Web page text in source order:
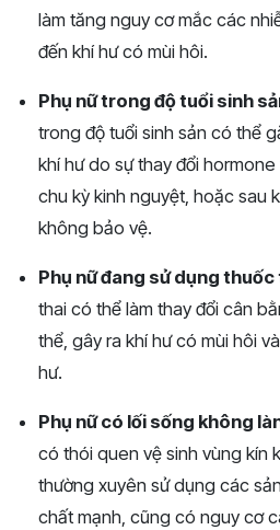
làm tăng nguy cơ mắc các
đến khí hư có mùi hôi.
Phụ nữ trong độ tuổi sinh
trong độ tuổi sinh sản có thể
khí hư do sự thay đổi
chu kỳ kinh nguyệt, hoặc sau
không bảo vệ.
Phụ nữ đang sử dụng
thai có thể làm thay đổi cân
thể, gây ra khí hư có mùi hôi
hư.
Phụ nữ có lối sống không
có thói quen vệ sinh vùng kín
thường xuyên sử dụng các
chất mạnh, cũng có nguy cơ